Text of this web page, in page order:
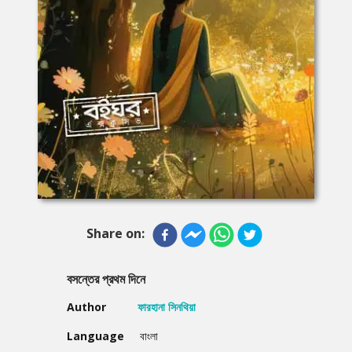
Share on:
বসন্তের প্রথম দিনে
Author
ফারহানা সিনথিয়া
Language
বাংলা